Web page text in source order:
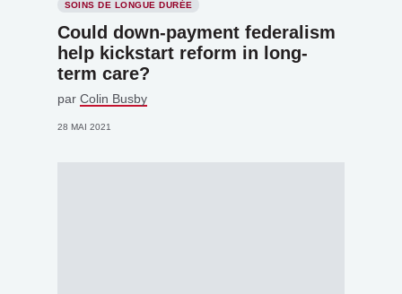
SOINS DE LONGUE DURÉE
Could down-payment federalism
help kickstart reform in long-
term care?
par Colin Busby
28 MAI 2021